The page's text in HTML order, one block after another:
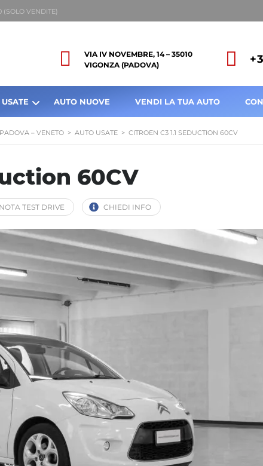
(SOLO VENDITE)
VIA IV NOVEMBRE, 14 – 35010
VIGONZA (PADOVA)
AUTO NUOVE VENDI LA TUA AUTO
– VENETO > AUTO USATE > CITROEN C3 1.1 SEDUCTION 60CV
60CV
TEST DRIVE CHIEDI INFO